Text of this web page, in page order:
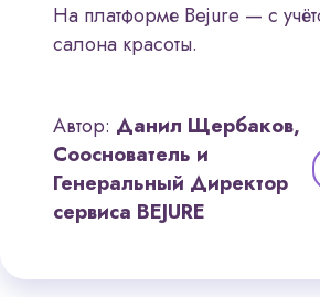
На платформе Bejure — с
салона красоты.
Автор: Данил Щербаков,
Сооснователь и
Генеральный Директор
сервиса BEJURE